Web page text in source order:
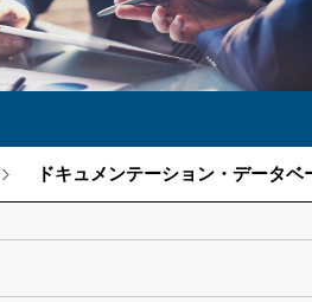
ドキュメンテーション・データベー